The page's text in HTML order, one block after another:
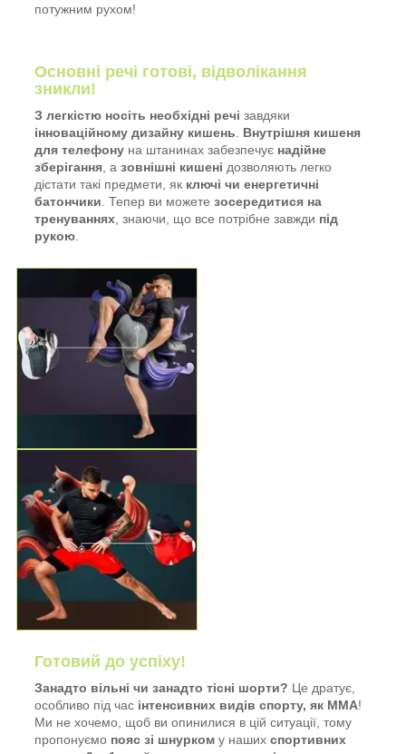
потужним рухом!
Основні речі готові, відволікання
зникли!
З легкістю носіть необхідні речі завдяки
інноваційному дизайну кишень
Внутрішня кишеня
для телефону на штанинах забезпечує надійне
зберігання , а зовнішні кишені дозволяють легко
дістати такі предмети, як ключі чи енергетичні
батончики . Тепер ви можете зосередитися на
тренуваннях , знаючи, що все потрібне завжди під
рукою
Готовий до успіху!
Занадто вільні чи занадто тісні шорти? Це дратує,
особливо під час інтенсивних видів спорту, як ММА!
Ми не хочемо, щоб ви опинилися в цій ситуації, тому
пропонуємо пояс зі шнурком у наших спортивних